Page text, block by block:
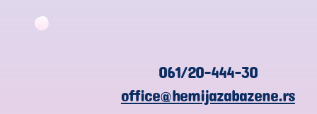
061/20-444-30
office@hemijazabazene.rs